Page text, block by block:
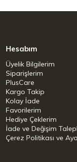
Hesabım
Üyelik Bilgilerim
Siparişlerim
PlusCare
Kargo Takip
Kolay İade
Favorilerim
Hediye Çeklerim
İade ve Değişim
Çerez Politikası ve